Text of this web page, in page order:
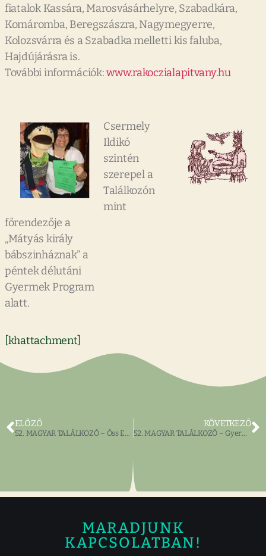
fiatalok Kassára, Marosvásárhelyre, Szabadkára,
Komáromba, Beregszászra, Nagymegyerre,
Kolozsvárra és a Szabadka melletti kis faluba,
Hajdújárásra is.
További információk:www.rakoczialapitvany.hu
Csermely
Ildikó
szintén
szerepel a
Találkozón
mint
főrendezője a
„Mátyás király
bábszinháznak” a
péntek délutáni
Gyermek Program
alatt.
[khattachment]
ELŐZŐ
52. MAGYAR TALÁLKOZÓ – Óss Enikő
KÖVETKEZŐ
52. MAGYAR TALÁLKOZÓ – Gyermek Program
MARADJUNK
KAPCSOLATBAN!